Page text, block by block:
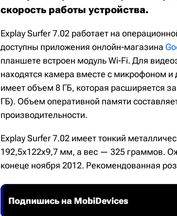
скорость работы устройства.
Explay Surfer 7.02 работает на
доступны приложения онлойн-магазина
планшете встроен модуль Wi-Fi. Для
находятся камера вместе с микрофоном
имеет объем 8 ГБ, которая расширяется
ГБ). Объем оперативной памяти
производительности.
Explay Surfer 7.02 имеет тонкий
192,5х122х9,7 мм, а вес — 325 граммов.
конеце ноября 2012. Рекомендованная
Подпишись на MobiDevices